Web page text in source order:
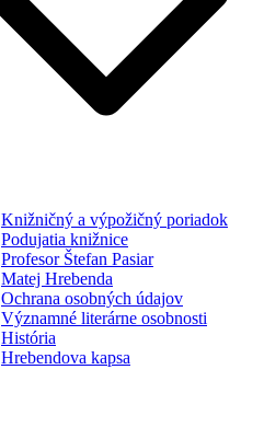
Knižničný a výpožičný poriadok
Podujatia knižnice
Profesor Štefan Pasiar
Matej Hrebenda
Ochrana osobných údajov
Významné literárne osobnosti
História
Hrebendova kapsa